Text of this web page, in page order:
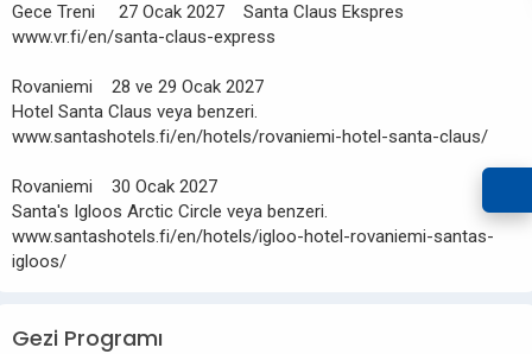
Gece Treni 27 Ocak 2027 Santa Claus Ekspres
www.vr.fi/en/santa-claus-express
Rovaniemi 28 ve 29 Ocak 2027
Hotel Santa Claus veya benzeri.
www.santashotels.fi/en/hotels/rovaniemi-hotel-santa-claus/
Rovaniemi 30 Ocak 2027
Santa's Igloos Arctic Circle veya benzeri.
www.santashotels.fi/en/hotels/igloo-hotel-rovaniemi-santas-
igloos/
Gezi Programı